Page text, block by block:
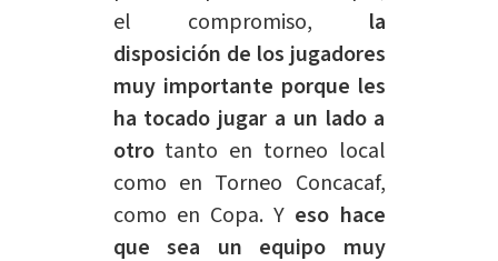
el compromiso, la
disposición de los jugadores
muy importante porque les
ha tocado jugar a un lado a
otrotanto en torneo local
como en Torneo Concacaf,
como en Copa. Y eso hace
que sea un equipo muy